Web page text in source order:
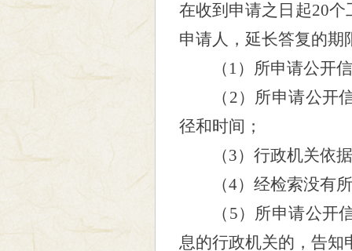
在收到申请之日起20个
申请人，延长答复的期
（ 1）所申请公开
（ 2）所申请公开
径和时间；
（3）行政机关依
（4）经检索没有
（ 5）所申请公开
息的行政机关的，告知